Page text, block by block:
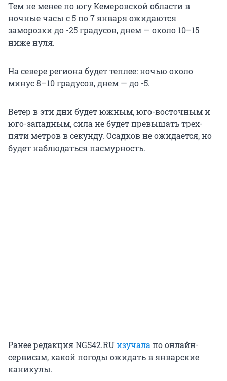
Тем не менее по югу Кемеровской области в
ночные часы с 5 по 7 января ожидаются
заморозки до -25 градусов, днем — около 10–15
ниже нуля.
На севере региона будет теплее: ночью около
минус 8–10 градусов, днем — до -5.
Ветер в эти дни будет южным, юго-восточным и
юго-западным, сила не будет превышать трех-
пяти метров в секунду. Осадков не ожидается, но
будет наблюдаться пасмурность.
Ранее редакция NGS42.RUизучалапо онлайн-
сервисам, какой погоды ожидать в январские
каникулы.